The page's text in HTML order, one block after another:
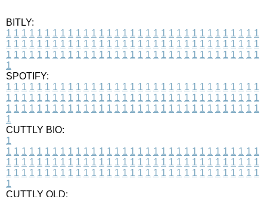
BITLY:
1 1 1 1 1 1 1 1 1 1 1 1 1 1 1 1 1 1 1 1 1 1 1 1 1 1 1 1 1 1 1 1 1
1 1 1 1 1 1 1 1 1 1 1 1 1 1 1 1 1 1 1 1 1 1 1 1 1 1 1 1 1 1 1 1 1
1 1 1 1 1 1 1 1 1 1 1 1 1 1 1 1 1 1 1 1 1 1 1 1 1 1 1 1 1 1 1 1 1
1
SPOTIFY:
1 1 1 1 1 1 1 1 1 1 1 1 1 1 1 1 1 1 1 1 1 1 1 1 1 1 1 1 1 1 1 1 1
1 1 1 1 1 1 1 1 1 1 1 1 1 1 1 1 1 1 1 1 1 1 1 1 1 1 1 1 1 1 1 1 1
1 1 1 1 1 1 1 1 1 1 1 1 1 1 1 1 1 1 1 1 1 1 1 1 1 1 1 1 1 1 1 1 1
1
CUTTLY BIO:
1
1 1 1 1 1 1 1 1 1 1 1 1 1 1 1 1 1 1 1 1 1 1 1 1 1 1 1 1 1 1 1 1 1
1 1 1 1 1 1 1 1 1 1 1 1 1 1 1 1 1 1 1 1 1 1 1 1 1 1 1 1 1 1 1 1 1
1 1 1 1 1 1 1 1 1 1 1 1 1 1 1 1 1 1 1 1 1 1 1 1 1 1 1 1 1 1 1 1 1
1
CUTTLY OLD: